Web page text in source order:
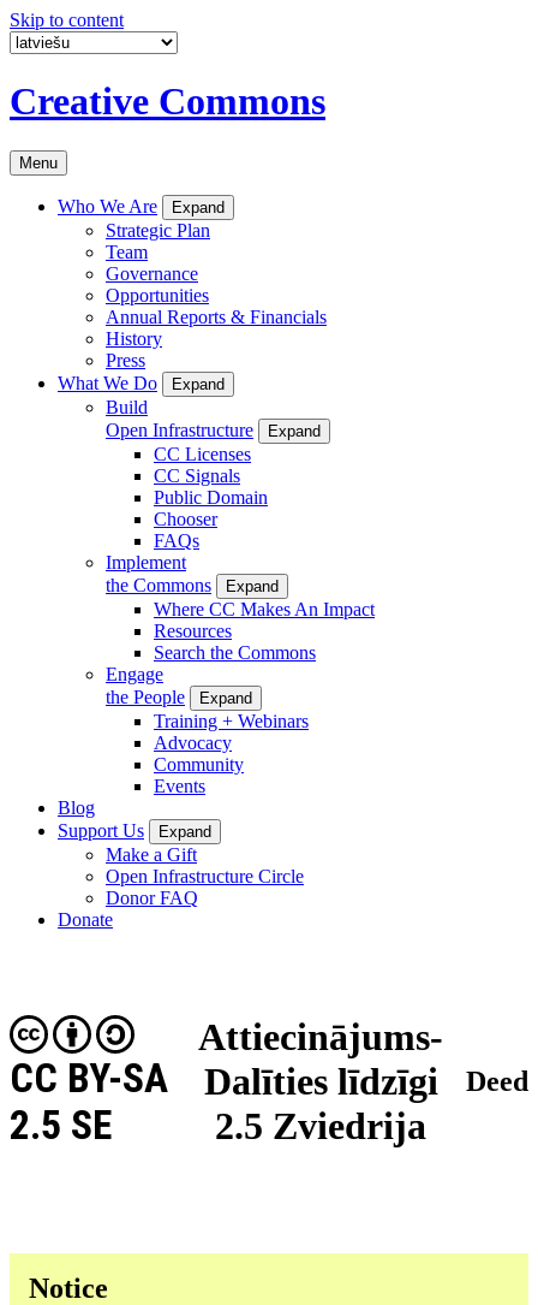
Skip to content
Creative Commons
Menu
Who We Are Expand
Strategic Plan
Team
Governance
Opportunities
Annual Reports & Financials
History
Press
What We Do
Expand
Build
Open Infrastructure
Expand
CC Licenses
CC Signals
Public Domain
Chooser
FAQs
Implement
the Commons
Expand
Where CC Makes An Impact
Resources
Search the Commons
Engage
the People
Expand
Training + Webinars
Advocacy
Community
Events
Blog
Support Us
Expand
Make a Gift
Open Infrastructure Circle
Donor FAQ
Donate
Attiecinājums-
Dalīties līdzīgi
2.5 Zviedrija
CC BY-SA
2.5 SE
Deed
Notice